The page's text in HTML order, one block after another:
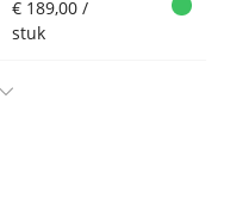
€ 189,00 /
stuk